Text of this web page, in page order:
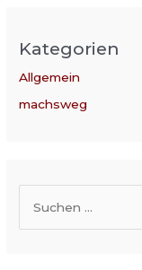
Kategorien
Allgemein
machsweg
u